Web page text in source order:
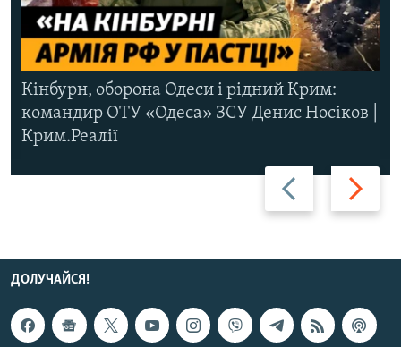
Назад Вперед
Кінбурн, оборона Одеси і рідний Крим:
командир ОТУ «Одеса» ЗСУ Денис Носіков |
Крим.Реалії
ДОЛУЧАЙСЯ!